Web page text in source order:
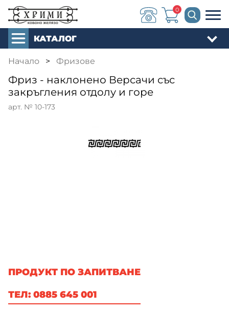
0
КАТАЛОГ
Начало > Фризове
Фриз - наклонено Версачи със
закръгления отдолу и горе
арт. № 10-173
ПРОДУКТ ПО ЗАПИТВАНЕ
ТЕЛ: 0885 645 001